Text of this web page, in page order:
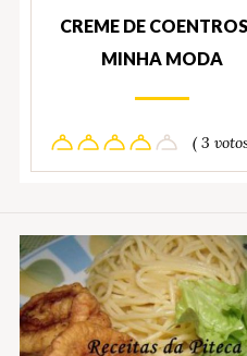
CREME DE
MINHA MODA
( 3